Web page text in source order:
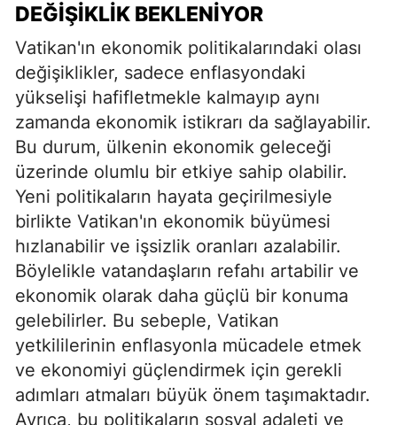
DEĞIŞIKLIK BEKLENIYOR
Vatikan'ın ekonomik politikalarındaki olası
değişiklikler, sadece enflasyondaki
yükselişi hafifletmekle kalmayıp aynı
zamanda ekonomik istikrarı da sağlayabilir.
Bu durum, ülkenin ekonomik geleceği
üzerinde olumlu bir etkiye sahip olabilir.
Yeni politikaların hayata geçirilmesiyle
birlikte Vatikan'ın ekonomik büyümesi
hızlanabilir ve işsizlik oranları azalabilir.
Böylelikle vatandaşların refahı artabilir ve
ekonomik olarak daha güçlü bir konuma
gelebilirler. Bu sebeple, Vatikan
yetkililerinin enflasyonla mücadele etmek
ve ekonomiyi güçlendirmek için gerekli
adımları atmaları büyük önem taşımaktadır.
Ayrıca, bu politikaların sosyal adaleti ve